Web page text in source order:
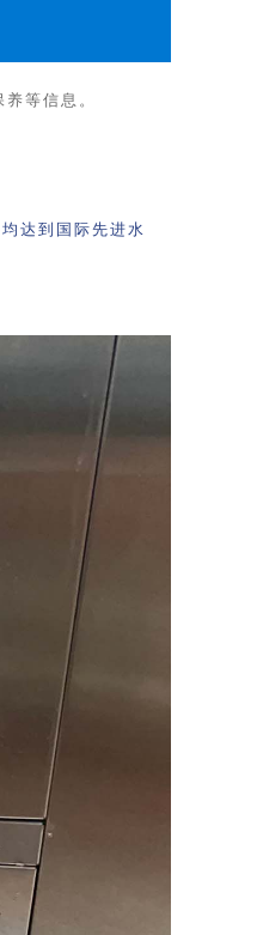
等信息。
达到国际先进水